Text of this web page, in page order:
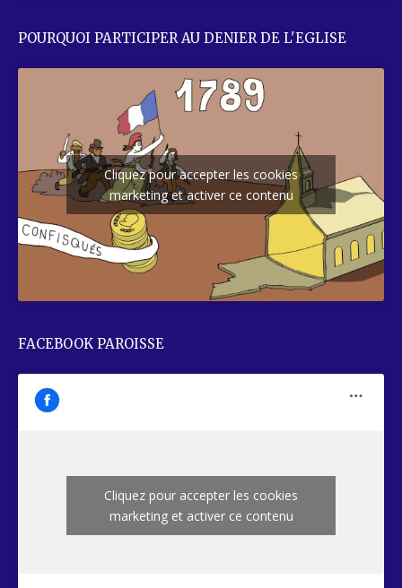
POURQUOI PARTICIPER AU DENIER DE L'EGLISE
Cliquez pour accepter les cookies
marketing et activer ce contenu
FACEBOOK PAROISSE
Cliquez pour accepter les cookies
marketing et activer ce contenu